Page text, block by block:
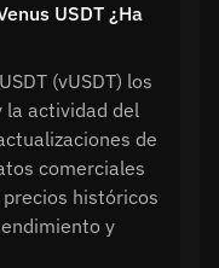
USDT ¿Ha
(vUSDT) los
la actividad del
de
comerciales
históricos
y